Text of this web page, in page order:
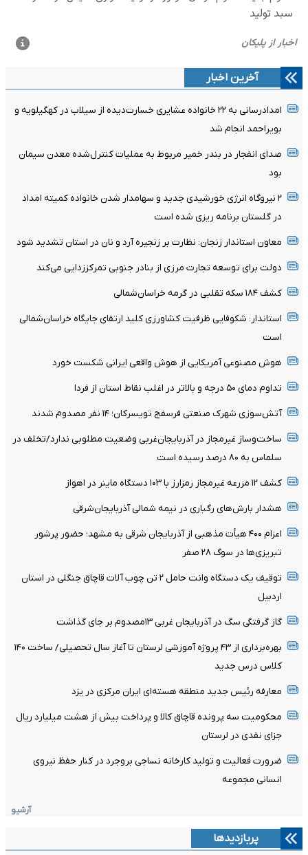
آخرین اخبار
امدادرسانی به ۲۲ خانواده عشایری خسارت‌دیده از سیلاب در کهگیلویه و
بویراحمد انجام شد
صدای انفجار در بندر خمیر مربوط به عملیات کنترل‌شده معدن سیمان
بود
۲ نیروگاه انرژی خورشیدی جدید و سهامدار شدن خانواده کمیته امداد
در گلستان برنامه ریزی شده است
معاون استاندار زنجان: نظارت بر زنجیره آرد و نان در استان تشدید شود
دولت برای توسعه تجارت مرزی از بنادر جنوبی تمرکززدایی می‌کند
کشف ۱۸۴ سکه تقلبی در گرمه خراسان‌شمالی
استاندار: شکوفایی ظرفیت‌ کشاورزی کلید ارتقای جایگاه خراسان‌شمالی
است
هوش مصنوعی آمریکایی از هوش واقعی ایرانی شکست خورد
تداوم دمای ۵۰ درجه و بالاتر در اغلب نقاط استان از فردا
آتش‌سوزی شهرک صنعتی فرسفج تویسرکان؛ ۱۴ نفر مصدوم شدند
ساخت‌وساز غیرمجاز در آذربایجان‌غربی وضعیت مطلوبی ندارد/تخلف در
سلماس به ۸۰ درصد رسیده است
کشف ۱۲ مزرعه غیرمجاز رمزارز با ۱۰۳ دستگاه ماینر در اهواز
هشدار بارش‌های رگباری در نیمه شمالی آذربایجان‌شرقی
اعزام ۴۰۰ هیأت مذهبی از آذربایجان شرقی به مشهد؛ حضور پرشور
تبریزی‌ها در سوگ ۲۸ صفر
توقیف یک دستگاه وانت حامل ۲ تن چوب آلات قاچاق جنگلی در استان
اردبیل
گاز گرفتگی سگ در آذربایجان غربی ۱۳مصدوم بر جای گذاشت
بهره‌برداری از ۴۳ پروژه آموزشی لرستان تا آغاز سال تحصیلی/ ساخت ۱۴۰
کلاس درس جدید
معارفه رئیس جدید منطقه هسته‌ای ایران مرکزی در یزد
محکومیت سه پرونده قاچاق کالا و پرداخت بیش از هشت میلیارد ریال
جزای نقدی در لرستان
ضرورت فعالیت و تولید کارخانه نساجی بروجرد در کنار حفظ نیروی
انسانی مجموعه
آرشیو
پربازدیدها